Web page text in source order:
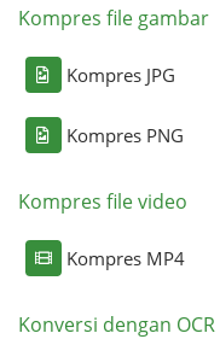
Kompres file gambar
Kompres JPG
Kompres PNG
Kompres file video
Kompres MP4
Konversi dengan OCR